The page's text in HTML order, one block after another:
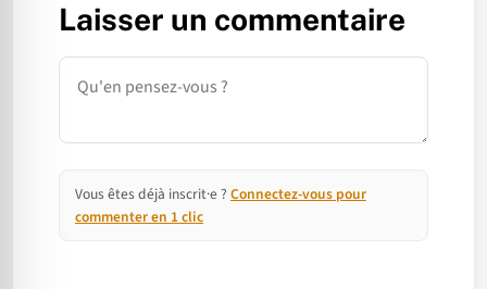
Laisser un commentaire
Commentaire
Vous êtes déjà inscrit·e ? Connectez-vous pour
commenter en 1 clic